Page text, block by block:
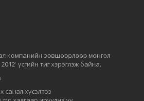
компанийн зөвшөөрлөөр монгол
үсгийн тиг хэрэглэж байна.
санал хүсэлтээ